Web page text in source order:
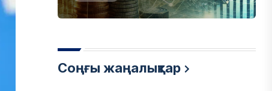
Соңғы жаңалықтар